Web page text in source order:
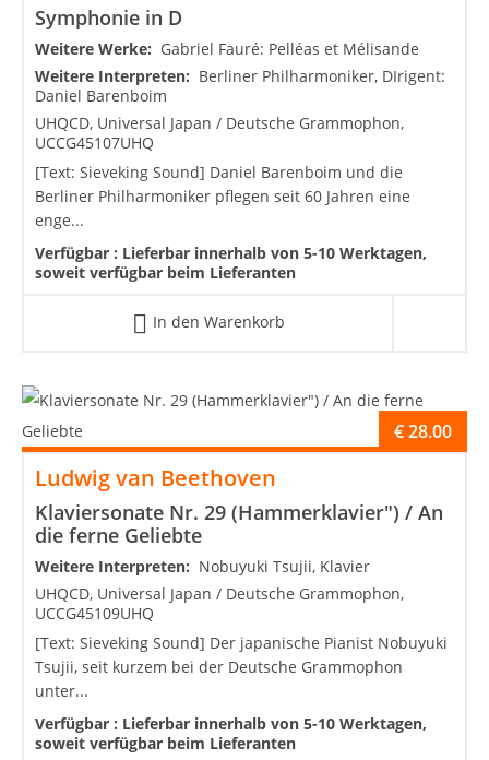
Symphonie in D
Weitere Werke: Gabriel Fauré: Pelléas et Mélisande
Weitere Interpreten: Berliner Philharmoniker, DIrigent:
Daniel Barenboim
UHQCD, Universal Japan / Deutsche Grammophon,
UCCG45107UHQ
[Text: Sieveking Sound] Daniel Barenboim und die
Berliner Philharmoniker pflegen seit 60 Jahren eine
enge...
Verfügbar : Lieferbar innerhalb von 5-10 Werktagen,
soweit verfügbar beim Lieferanten
In den Warenkorb
Ludwig van Beethoven
Klaviersonate Nr. 29 (Hammerklavier") / An
die ferne Geliebte
€28.00
Weitere Interpreten: Nobuyuki Tsujii, Klavier
UHQCD, Universal Japan / Deutsche Grammophon,
UCCG45109UHQ
[Text: Sieveking Sound] Der japanische Pianist Nobuyuki
Tsujii, seit kurzem bei der Deutsche Grammophon
unter...
Verfügbar : Lieferbar innerhalb von 5-10 Werktagen,
soweit verfügbar beim Lieferanten